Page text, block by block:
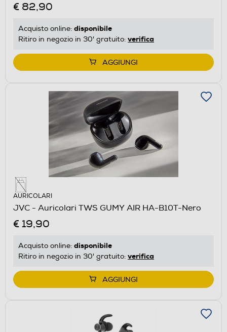
€ 82,90
Acquisto online: disponibile
Ritiro in negozio in 30' gratuito: verifica
AGGIUNGI
AURICOLARI
JVC - Auricolari TWS GUMY AIR HA-B10T-Nero
€ 19,90
Acquisto online: disponibile
Ritiro in negozio in 30' gratuito: verifica
AGGIUNGI